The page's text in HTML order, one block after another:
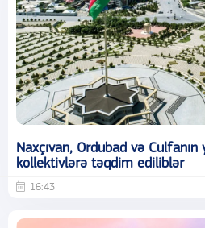
Naxçıvan, Ordubad və Culfanın
kollektivlərə təqdim ediliblər
16:43